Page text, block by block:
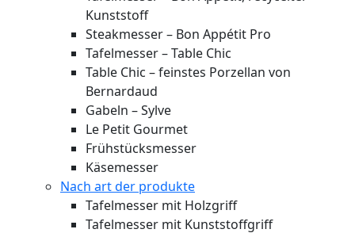
Kunststoff
Steakmesser – Bon Appétit Pro
Tafelmesser – Table Chic
Table Chic – feinstes Porzellan von
Bernardaud
Gabeln – Sylve
Le Petit Gourmet
Frühstücksmesser
Käsemesser
Nach art der produkte
Tafelmesser mit Holzgriff
Tafelmesser mit Kunststoffgriff